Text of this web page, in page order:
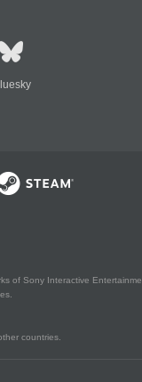
of Sony Interactive
countries.